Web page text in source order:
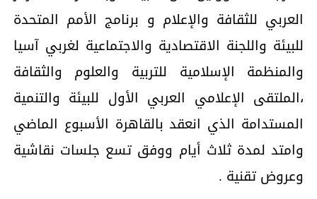
العربي للثقافة والإعلام و برنامج الأمم المتحدة
للبيئة واللجنة الاقتصادية والاجتماعية لغربي آسيا
والمنظمة الإسلامية للتربية والعلوم والثقافة
،الملتقى الإعلامي العربي الأول للبيئة والتنمية
المستدامة الذي انعقد بالقاهرة الأسبوع الماضي
وامتد لمدة ثلاث أيام ووفق تسع جلسات نقاشية
وعروض تقنية .